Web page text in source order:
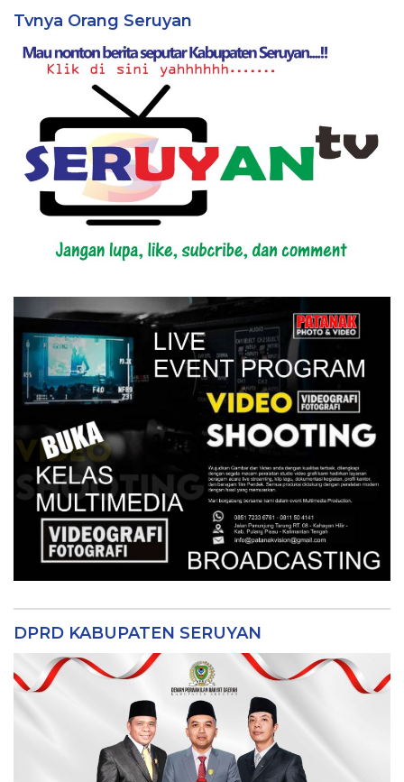
Tvnya Orang Seruyan
DPRD KABUPATEN SERUYAN